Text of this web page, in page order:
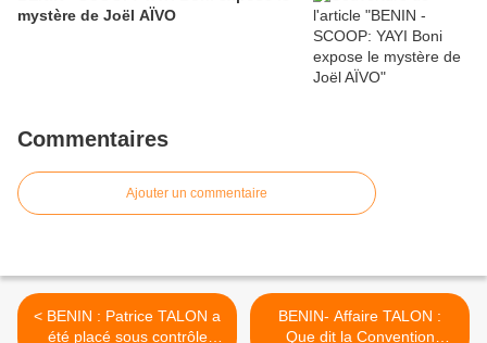
mystère de Joël AÏVO
Commentaires
Ajouter un commentaire
< BENIN : Patrice TALON a
été placé sous contrôle
BENIN- Affaire TALON :
Que dit la Convention